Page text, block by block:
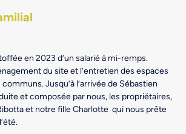
en 2023 d’un salarié à mi-remps.
du site et l’entretien des espaces
Jusqu’à l’arrivée de Sébastien
et composée par nous, les propriétaires,
et notre fille Charlotte qui nous prête